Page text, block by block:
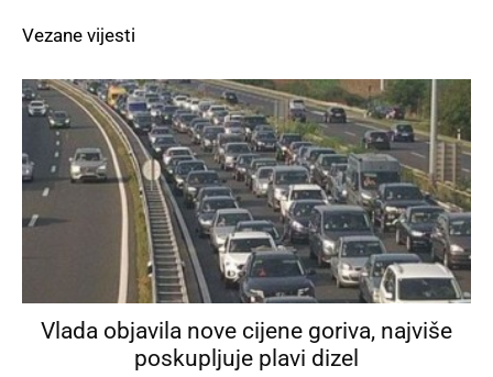
Vezane vijesti
Vlada objavila nove cijene goriva, najviše
poskupljuje plavi dizel